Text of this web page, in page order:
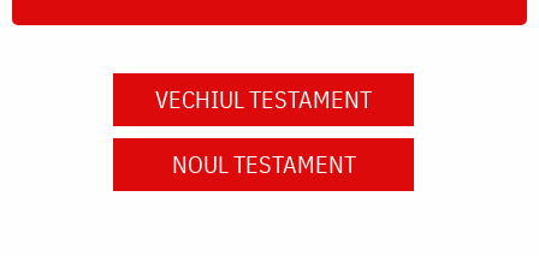
VECHIUL TESTAMENT
NOUL TESTAMENT